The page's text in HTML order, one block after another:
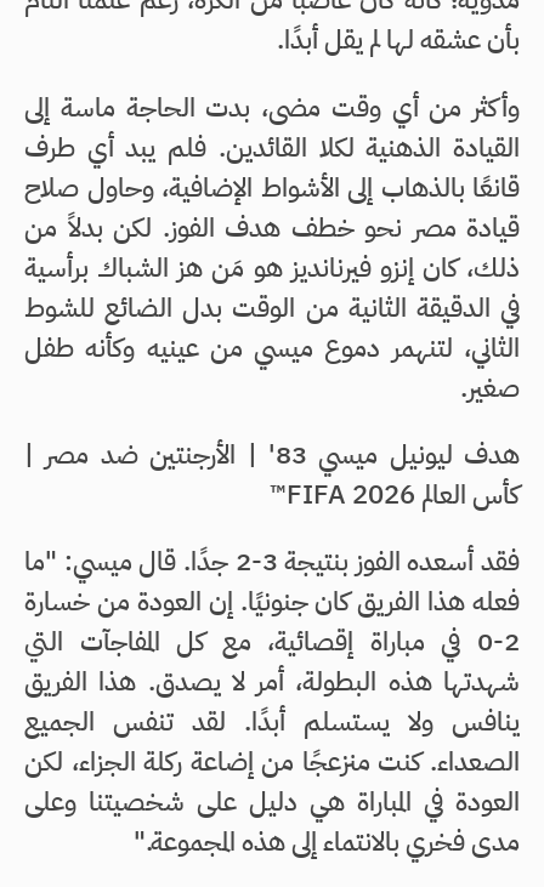
بأن عشقه لها لم يقل أبدًا.
وأكثر من أي وقت مضى، بدت الحاجة ماسة إلى
القيادة الذهنية لكلا القائدين. فلم يبد أي طرف
قانعًا بالذهاب إلى الأشواط الإضافية، وحاول صلاح
قيادة مصر نحو خطف هدف الفوز. لكن بدلاً من
ذلك، كان إنزو فيرنانديز هو مَن هز الشباك برأسية
في الدقيقة الثانية من الوقت بدل الضائع للشوط
الثاني، لتنهمر دموع ميسي من عينيه وكأنه طفل
صغير.
هدف ليونيل ميسي 83' | الأرجنتين ضد مصر |
كأس العالم FIFA 2026™
فقد أسعده الفوز بنتيجة 3-2 جدًا. قال ميسي: "ما
فعله هذا الفريق كان جنونيًا. إن العودة من خسارة
2-0 في مباراة إقصائية، مع كل المفاجآت التي
شهدتها هذه البطولة، أمر لا يصدق. هذا الفريق
ينافس ولا يستسلم أبدًا. لقد تنفس الجميع
الصعداء. كنت منزعجًا من إضاعة ركلة الجزاء، لكن
العودة في المباراة هي دليل على شخصيتنا وعلى
مدى فخري بالانتماء إلى هذه المجموعة."